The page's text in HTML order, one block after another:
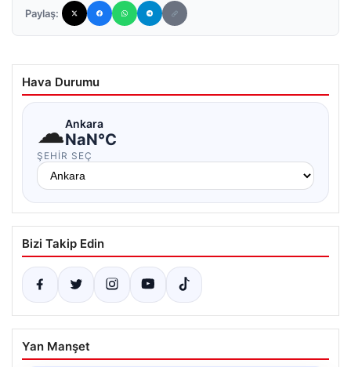
Paylaş:
Hava Durumu
☁Ankara
NaN°C
ŞEHIR SEÇ
Bizi Takip Edin
Yan Manşet